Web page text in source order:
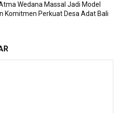
Wedana Massal Jadi Model
Komitmen Perkuat Desa Adat Bali